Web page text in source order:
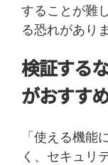
することが難
る恐れがありま
検証する
がおすす
「使える機能
く、セキュリ